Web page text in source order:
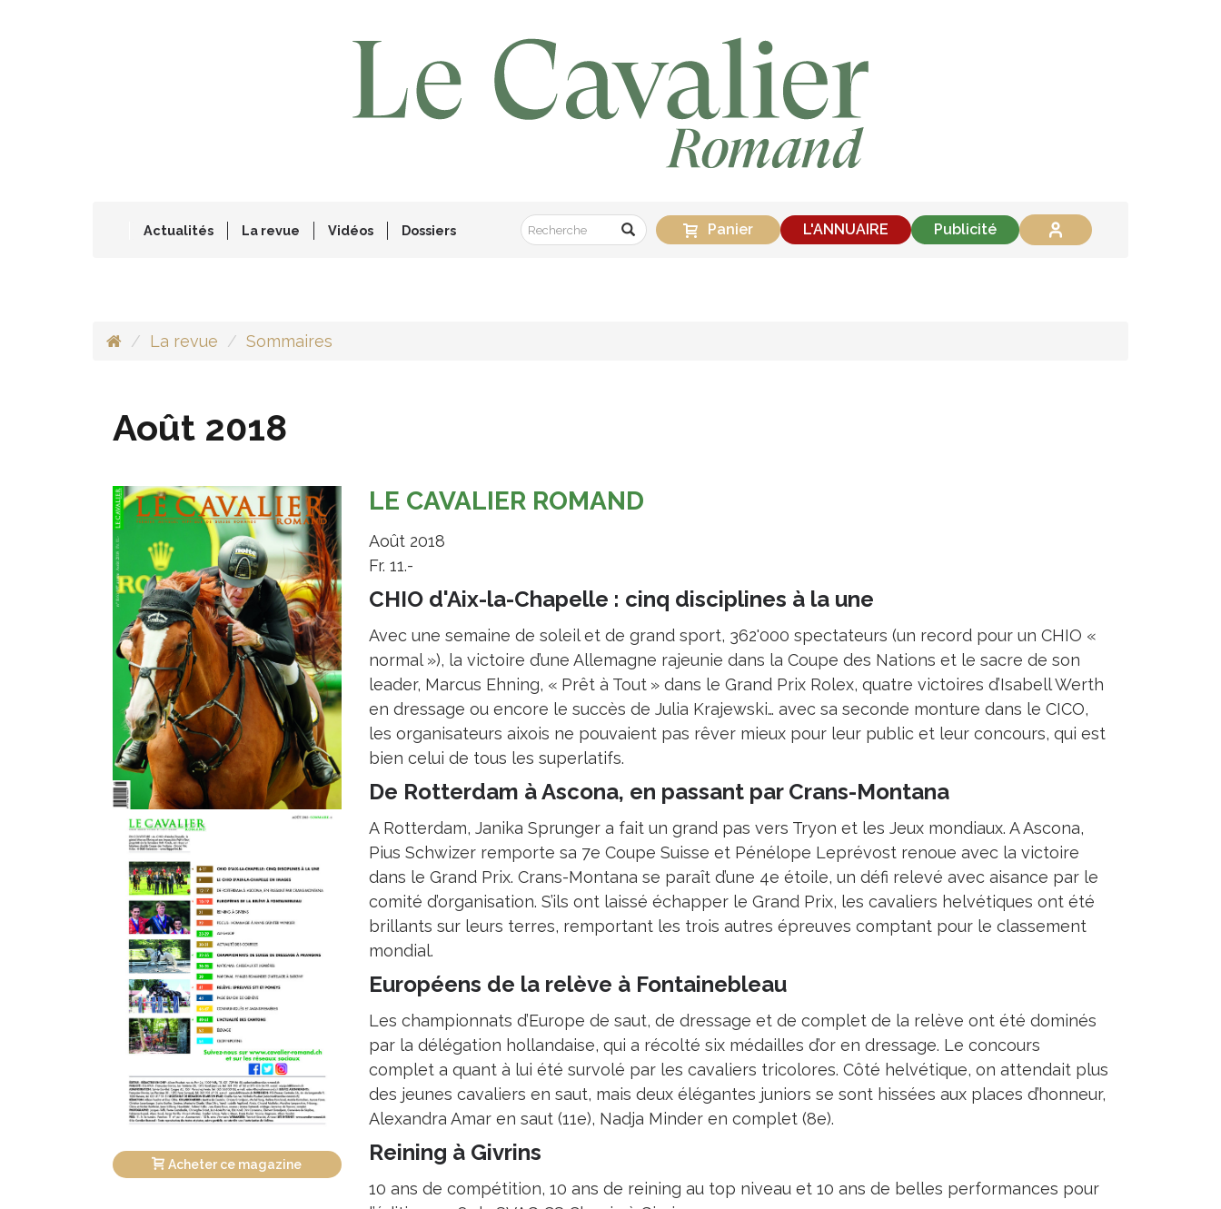
Actualités La revue Vidéos Dossiers Panier L'ANNUAIRE Publicité
La revue Sommaires
Août 2018
Acheter ce magazine
LE CAVALIER ROMAND
Août 2018
Fr. 11.-
CHIO d'Aix-la-Chapelle : cinq disciplines à la une
Avec une semaine de soleil et de grand sport, 362'000 spectateurs (un record pour un CHIO «
normal »), la victoire d’une Allemagne rajeunie dans la Coupe des Nations et le sacre de son
leader, Marcus Ehning, « Prêt à Tout » dans le Grand Prix Rolex, quatre victoires d’Isabell Werth
en dressage ou encore le succès de Julia Krajewski… avec sa seconde monture dans le CICO,
les organisateurs aixois ne pouvaient pas rêver mieux pour leur public et leur concours, qui est
bien celui de tous les superlatifs.
De Rotterdam à Ascona, en passant par Crans-Montana
A Rotterdam, Janika Sprunger a fait un grand pas vers Tryon et les Jeux mondiaux. A Ascona,
Pius Schwizer remporte sa 7e Coupe Suisse et Pénélope Leprévost renoue avec la victoire
dans le Grand Prix. Crans-Montana se paraît d’une 4e étoile, un défi relevé avec aisance par le
comité d’organisation. S’ils ont laissé échapper le Grand Prix, les cavaliers helvétiques ont été
brillants sur leurs terres, remportant les trois autres épreuves comptant pour le classement
mondial.
Européens de la relève à Fontainebleau
Les championnats d’Europe de saut, de dressage et de complet de la relève ont été dominés
par la délégation hollandaise, qui a récolté six médailles d’or en dressage. Le concours
complet a quant à lui été survolé par les cavaliers tricolores. Côté helvétique, on attendait plus
des jeunes cavaliers en saut, mais deux élégantes juniors se sont hissées aux places d’honneur,
Alexandra Amar en saut (11e), Nadja Minder en complet (8e).
Reining à Givrins
10 ans de compétition, 10 ans de reining au top niveau et 10 ans de belles performances pour